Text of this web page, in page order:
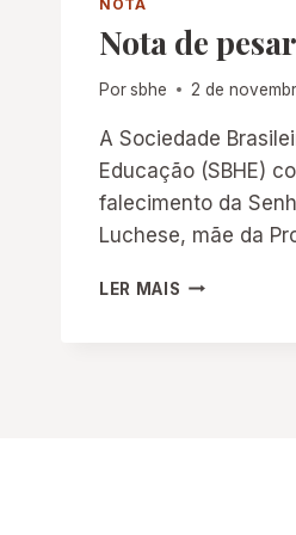
NOTA
Nota de pesar
Porsbhe 2 de
A Sociedade
Educação (SBHE)
falecimento da
Luchese, mãe da
LER MAIS NOTA